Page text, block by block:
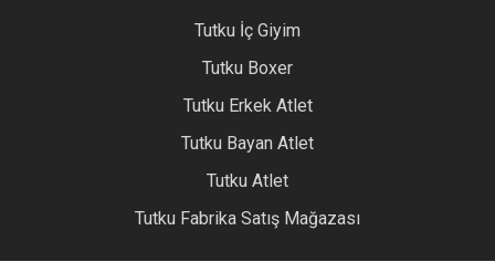
Tutku İç Giyim
Tutku Boxer
Tutku Erkek Atlet
Tutku Bayan Atlet
Tutku Atlet
Tutku Fabrika Satış Mağazası